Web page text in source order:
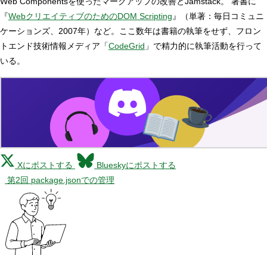
『WebクリエイティブのためのDOM Scripting 』（単著：毎日コミュニ
ケーションズ、2007年）など。ここ数年は書籍の執筆をせず、フロン
トエンド技術情報メディア「CodeGrid 」で精力的に執筆活動を行って
いる。
Xにポストする
Blueskyにポストする
第2回 package.jsonでの管理